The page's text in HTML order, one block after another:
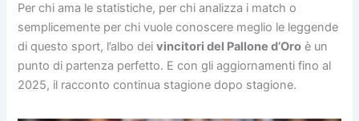
Per chi ama le statistiche, per chi analizza i match o
semplicemente per chi vuole conoscere meglio le leggende
di questo sport, l’albo deivincitori del Pallone d’Oro è un
punto di partenza perfetto. E con gli aggiornamenti fino al
2025, il racconto continua stagione dopo stagione.